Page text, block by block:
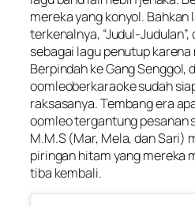
mereka yang konyol. Bahkan
terkenalnya, “Judul-
sebagai lagu penutup
Berpindah ke Gang Senggol,
oomleoberkaraoke sudah
raksasanya. Tembang era
oomleo tergantung pesanan
M.M.S (Mar, Mela, dan Sari)
piringan hitam yang mereka
tiba kembali.